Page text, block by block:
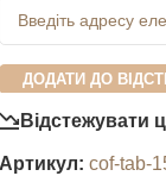
ДОДАТИ ДО
Відстежувати
Артикул: cof-tab-